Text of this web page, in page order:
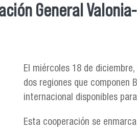
General
El miércoles 18 de
dos regiones que componen
internacional disponibles
Esta cooperación se